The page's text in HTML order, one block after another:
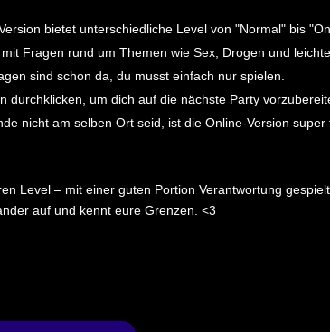
bietet unterschiedliche Level von "Normal" bis
Fragen rund um Themen wie Sex, Drogen und
sind schon da, du musst einfach nur spielen.
durchklicken, um dich auf die nächste Party
nicht am selben Ort seid, ist die Online-Version
Level – mit einer guten Portion Verantwortung
auf und kennt eure Grenzen. <3